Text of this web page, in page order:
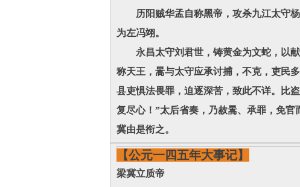
历阳贼华孟自称黑帝，攻杀九江太守杨
为左冯翊。
永昌太守刘君世，铸黄金为文蛇，以献
称天王，暠与太守应承讨捕，不克，吏民
县吏惧法畏罪，迫逐深苦，致此不详。比
复尽心！”太后省奏，乃赦暠、承罪，免
冀由是衔之。
【公元一四五年大事记】
梁冀立质帝